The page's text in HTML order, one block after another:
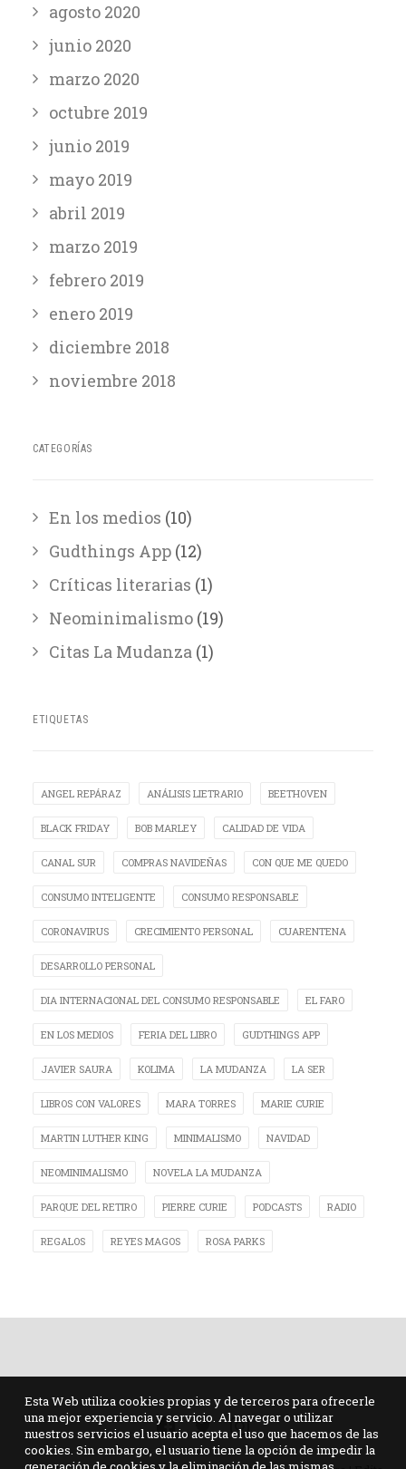
agosto 2020
junio 2020
marzo 2020
octubre 2019
junio 2019
mayo 2019
abril 2019
marzo 2019
febrero 2019
enero 2019
diciembre 2018
noviembre 2018
CATEGORÍAS
En los medios (10)
Gudthings App (12)
Críticas literarias (1)
Neominimalismo (19)
Citas La Mudanza (1)
ETIQUETAS
ANGEL REPÁRAZ ANÁLISIS LIETRARIO BEETHOVEN
BLACK FRIDAY BOB MARLEY CALIDAD DE VIDA
CANAL SUR COMPRAS NAVIDEÑAS CON QUE ME QUEDO
CONSUMO INTELIGENTE CONSUMO RESPONSABLE
CORONAVIRUS CRECIMIENTO PERSONAL CUARENTENA
DESARROLLO PERSONAL
DIA INTERNACIONAL DEL CONSUMO RESPONSABLE EL FARO
EN LOS MEDIOS FERIA DEL LIBRO GUDTHINGS APP
JAVIER SAURA KOLIMA LA MUDANZA LA SER
LIBROS CON VALORES MARA TORRES MARIE CURIE
MARTIN LUTHER KING MINIMALISMO NAVIDAD
NEOMINIMALISMO NOVELA LA MUDANZA
PARQUE DEL RETIRO PIERRE CURIE PODCASTS RADIO
REGALOS REYES MAGOS ROSA PARKS
Esta Web utiliza cookies propias y de terceros para ofrecerle
una mejor experiencia y servicio. Al navegar o utilizar
nuestros servicios el usuario acepta el uso que hacemos de las
cookies. Sin embargo, el usuario tiene la opción de impedir la